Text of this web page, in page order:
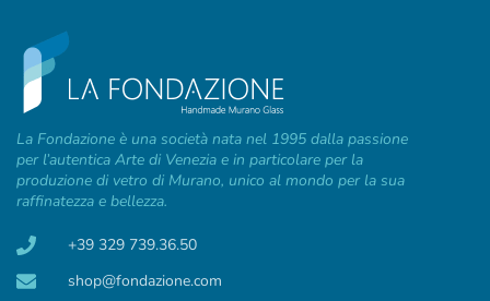
La Fondazione è una società nata nel 1995 dalla passione
per l’autentica Arte di Venezia e in particolare per la
produzione di vetro di Murano, unico al mondo per la sua
raffinatezza e bellezza.
+39 329 739.36.50
shop@fondazione.com